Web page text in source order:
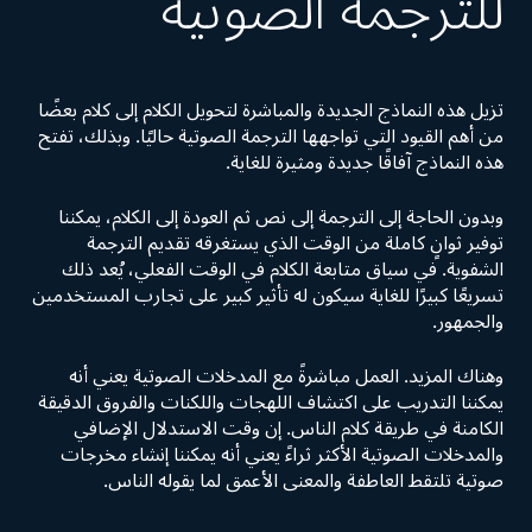
تزيل هذه النماذج الجديدة والمباشرة لتحويل الكلام إلى كلام بعضًا
من أهم القيود التي تواجهها الترجمة الصوتية حاليًا. وبذلك، تفتح
هذه النماذج آفاقًا جديدة ومثيرة للغاية.
وبدون الحاجة إلى الترجمة إلى نص ثم العودة إلى الكلام، يمكننا
توفير ثوانٍ كاملة من الوقت الذي يستغرقه تقديم الترجمة
الشفوية. في سياق متابعة الكلام في الوقت الفعلي، يُعد ذلك
تسريعًا كبيرًا للغاية سيكون له تأثير كبير على تجارب المستخدمين
والجمهور.
وهناك المزيد. العمل مباشرةً مع المدخلات الصوتية يعني أنه
يمكننا التدريب على اكتشاف اللهجات واللكنات والفروق الدقيقة
الكامنة في طريقة كلام الناس. إن وقت الاستدلال الإضافي
والمدخلات الصوتية الأكثر ثراءً يعني أنه يمكننا إنشاء مخرجات
صوتية تلتقط العاطفة والمعنى الأعمق لما يقوله الناس.